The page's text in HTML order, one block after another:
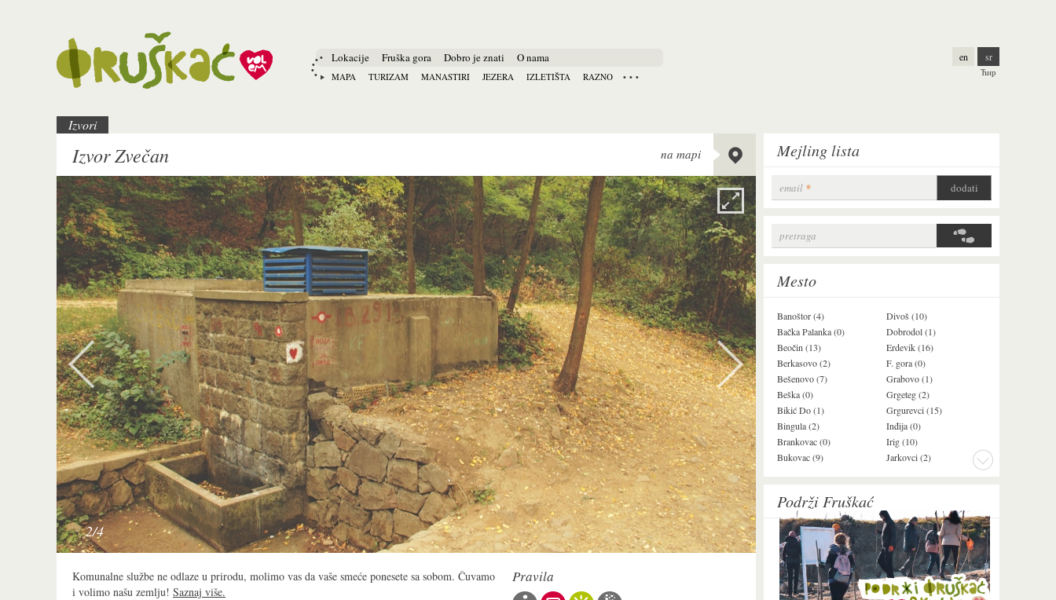
Lokacije
MAPA TURIZAM MANASTIRI JEZERA IZLETIŠTA RAZNO
Fruška gora Dobro je znati O nama en sr
Ћир
Izvori
Izvor Zvečan
2/4
Komunalne službe ne odlaze u prirodu, molimo vas da vaše smeće ponesete sa sobom. Čuvamo
i volimo našu zemlju! Saznaj više.
Pravila
na mapi
Long:
19.80774
Alt:
Mejling lista
email *
Search form
pretraga
Mesto
Banoštor (4)
Bačka Palanka (0)
Beočin (13)
Berkasovo (2)
Bešenovo (7)
Beška (0)
Bikić Do (1)
Bingula (2)
Brankovac (0)
Bukovac (9)
Divoš (10)
Dobrodol (1)
Erdevik (16)
F. gora (0)
Grabovo (1)
Grgeteg (2)
Grgurevci (15)
Inđija (0)
Irig (10)
Jarkovci (2)
Podrži Fruškać